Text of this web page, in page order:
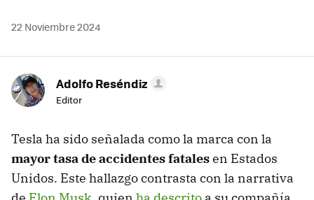
22 Noviembre 2024
Adolfo Reséndiz
Editor
Tesla ha sido señalada como la marca con la
mayor tasa de accidentes fatalesen Estados
Unidos. Este hallazgo contrasta con la narrativa